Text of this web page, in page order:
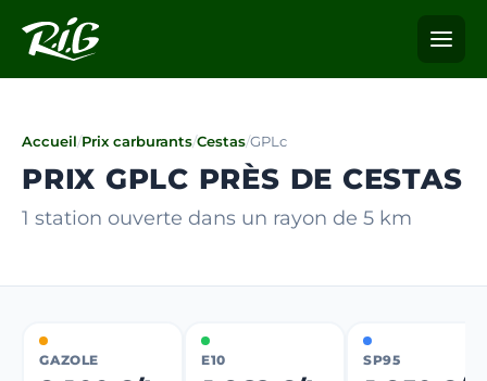
Accueil/Prix carburants/Cestas/GPLc
PRIX GPLC PRÈS DE CESTAS
1 station ouverte dans un rayon de 5 km
GAZOLE E10 SP95